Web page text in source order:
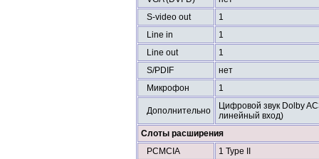
S-video out
1
Line in
1
Line out
1
S/PDIF
нет
Микрофон
1
Дополнительно
Цифровой звук Dolby
линейный вход)
Слоты расширения
PCMCIA
1 Type II